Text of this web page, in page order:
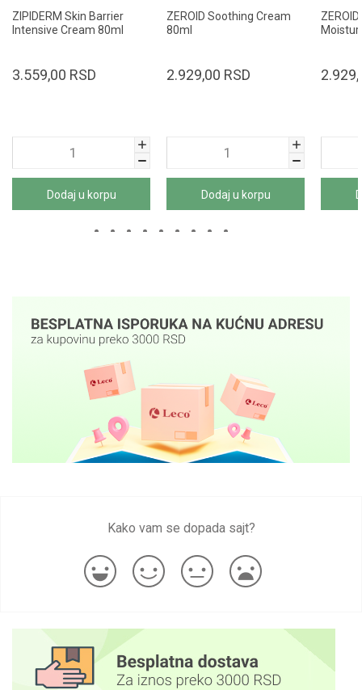
ZIPIDERM Skin Barrier
Intensive Cream 80ml
3.559,00 RSD
Dodaj u korpu
ZEROID Soothing Cream
80ml
2.929,00 RSD
Dodaj u korpu
Kako vam se dopada sajt?